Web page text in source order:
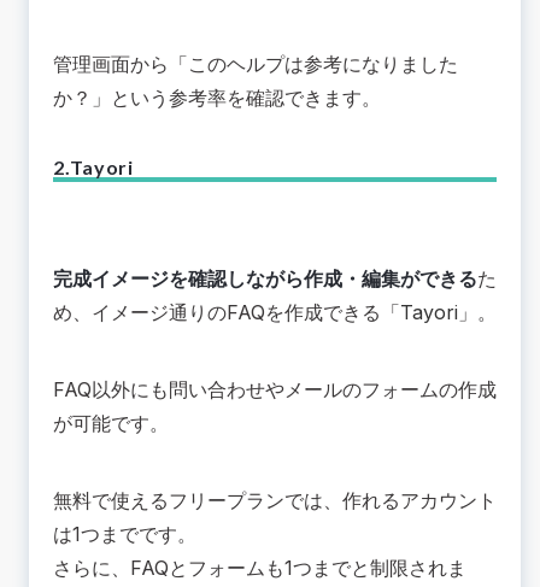
管理画面から「このヘルプは参考になりました
か？」という参考率を確認できます。
2.Tayori
完成イメージを確認しながら作成・編集ができるた
め、イメージ通りのFAQを作成できる「Tayori 」。
FAQ以外にも問い合わせやメールのフォームの作成
が可能です。
無料で使えるフリープランでは、作れるアカウント
は1つまでです。
さらに、FAQとフォームも1つまでと制限されま